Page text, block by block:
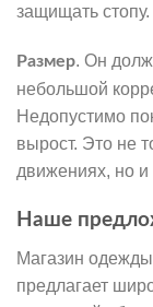
защищать стопу.
Размер. Он
небольшой
Недопустимо
вырост. Это не
движениях, но и
Наше
Магазин
предлагает